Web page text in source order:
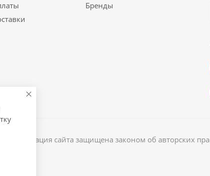
Бренды
Информация сайта защищена законом об авторских